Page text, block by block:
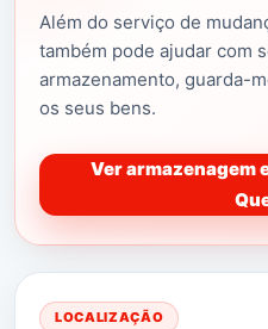
Além do serviço de
também pode ajudar com
armazenamento, guarda-
os seus bens.
Ver armazenagem
LOCALIZAÇÃO